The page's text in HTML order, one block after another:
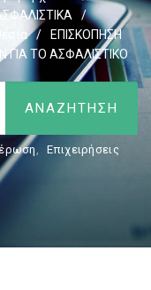
/
/
ΕΠΙΣΚΟΠΗΣΗ
ΤΟ ΑΣΦΑΛΙΣΤΙΚΟ
, Επιχειρήσεις